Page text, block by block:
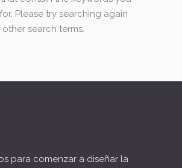
Please try searching again
search terms.
para comenzar a diseñar la